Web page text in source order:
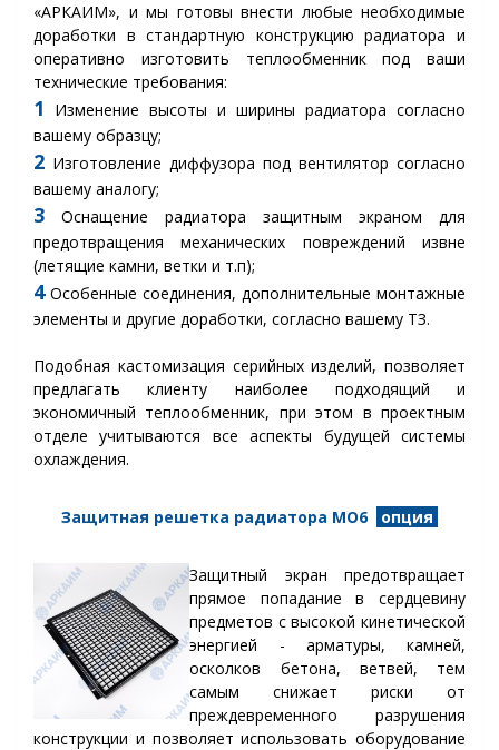
«АРКАИМ», и мы готовы внести любые необходимые
доработки в стандартную конструкцию радиатора и
оперативно изготовить теплообменник под ваши
технические требования:
1
Изменение высоты и ширины радиатора согласно
вашему образцу;
2 Изготовление диффузора под вентилятор согласно
вашему аналогу;
3 Оснащение радиатора защитным экраном для
предотвращения механических повреждений извне
(летящие камни, ветки и т.п);
4Особенные соединения, дополнительные монтажные
элементы и другие доработки, согласно вашему ТЗ.
Подобная кастомизация серийных изделий, позволяет
предлагать клиенту наиболее подходящий и
экономичный теплообменник, при этом в проектным
отделе учитываются все аспекты будущей системы
охлаждения.
Защитная решетка радиатора МО6 опция
Защитный экран предотвращает
прямое попадание в сердцевину
предметов с высокой кинетической
энергией - арматуры, камней,
осколков бетона, ветвей, тем
самым снижает риски от
преждевременного разрушения
конструкции и позволяет использовать оборудование